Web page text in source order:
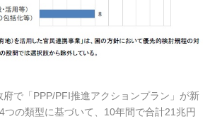
府で「PPP/PFI推進アクションプラン」が新
つの類型に基づいて、10年間で合計21兆円